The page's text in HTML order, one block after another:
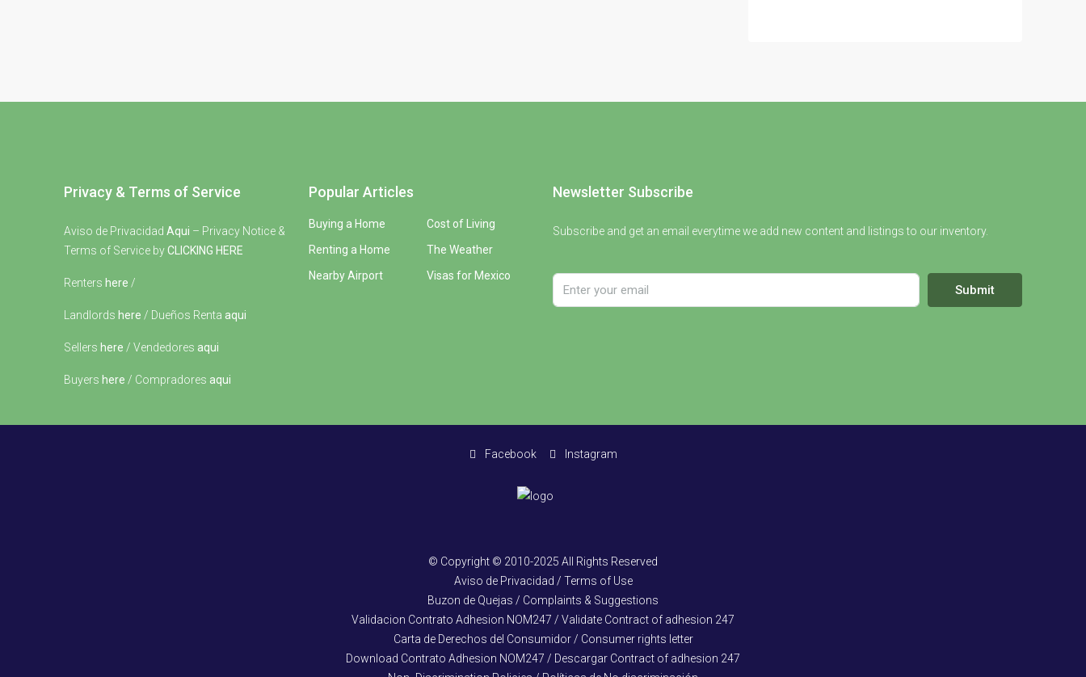
Privacy & Terms of Service
Aviso de Privacidad Aqui – Privacy Notice &
Terms of Service byCLICKING HERE
Renters here /
Landlords here / Dueños Renta aqui
Sellers here / Vendedores aqui
Buyers here / Compradores aqui
Popular Articles
Buying a Home
Renting a Home
Nearby Airport
Cost of Living
The Weather
Visas for Mexico
Newsletter Subscribe
Subscribe and get an email everytime we add new content and listings to our inventory.
Submit
Facebook Instagram
© Copyright © 2010-2025 All Rights Reserved
Aviso de Privacidad / Terms of Use
Buzon de Quejas / Complaints & Suggestions
Validacion Contrato Adhesion NOM247 / Validate Contract of adhesion 247
Carta de Derechos del Consumidor / Consumer rights letter
Download Contrato Adhesion NOM247 / Descargar Contract of adhesion 247